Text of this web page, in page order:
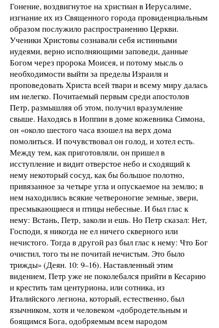
Гонение, воздвигнутое на христиан в Иерусалиме,
изгнание их из Священного города провиденциальным
образом послужило распространению Церкви.
Ученики Христовы сознавали себя истинными
иудеями, верно исполняющими заповеди, данные
Богом через пророка Моисея, и потому мысль о
необходимости выйти за пределы Израиля и
проповедовать Христа всей твари и всему миру далась
им нелегко. Почитаемый первым среди апостолов
Петр, размышляя об этом, получил вразумление
свыше. Находясь в Иоппии в доме кожевника Симона,
он «около шестого часа взошел на верх дома
помолиться. И почувствовал он голод, и хотел есть.
Между тем, как приготовляли, он пришел в
исступление и видит отверстое небо и сходящий к
нему некоторый сосуд, как бы большое полотно,
привязанное за четыре угла и опускаемое на землю; в
нем находились всякие четвероногие земные, звери,
пресмыкающиеся и птицы небесные. И был глас к
нему: Встань, Петр, заколи и ешь. Но Петр сказал: Нет,
Господи, я никогда не ел ничего скверного или
нечистого. Тогда в другой раз был глас к нему: Что Бог
очистил, того ты не почитай нечистым. Это было
трижды» (Деян. 10: 9–16). Наставленный этим
видением, Петр уже не поколебался прийти в Кесарию
и крестить там центуриона, или сотника, из
Италийского легиона, который, естественно, был
язычником, хотя и человеком «добродетельным и
боящимся Бога, одобряемым всем народом